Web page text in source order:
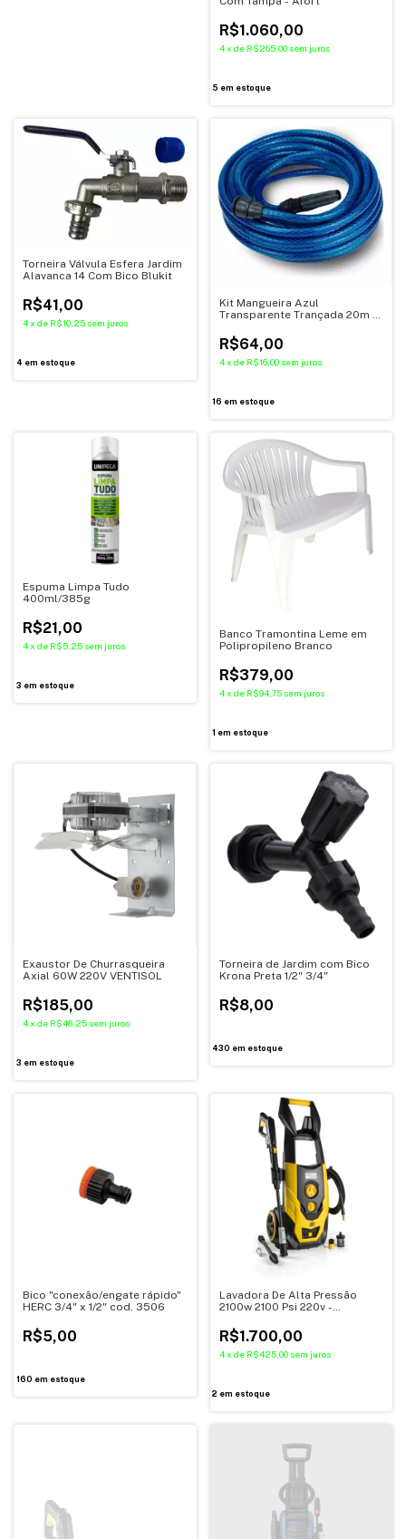
R$1.060,00
4 x de R$265,00 sem juros
5 em estoque
Torneira Válvula Esfera Jardim
Alavanca 14 Com Bico Blukit
R$41,00
4x de R$10,25 sem juros
4 em estoque
Kit Mangueira Azul
Transparente Trançada 20m C/
R$64,00
4 x de R$16,00 sem juros
16 em estoque
Espuma Limpa Tudo
400ml/385g
R$21,00
4x de R$5,25 sem juros
3 em estoque
Banco Tramontina Leme em
Polipropileno Branco
R$379,00
4 x de R$94,75 sem juros
1 em estoque
Exaustor De Churrasqueira
Axial 60W 220V VENTISOL
R$185,00
4x de R$46,25 sem juros
3 em estoque
Torneira de Jardim com Bico
Krona Preta 1/2" 3/4"
R$8,00
430 em estoque
Bico "conexão/engate rápido"
HERC 3/4" x 1/2" cod. 3506
R$5,00
160 em estoque
Lavadora De Alta Pressão
2100w 2100 Psi 220v -
R$1.700,00
4 x de R$425,00 sem juros
2 em estoque